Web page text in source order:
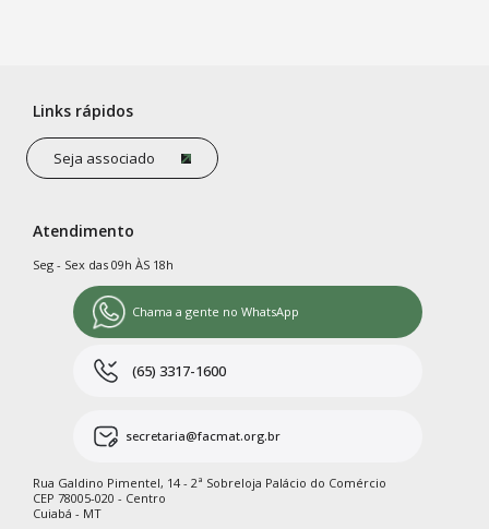
Links rápidos
Seja associado
Atendimento
Seg - Sex das 09h ÀS 18h
Chama a gente no WhatsApp
(65) 3317-1600
secretaria@facmat.org.br
Rua Galdino Pimentel, 14 - 2ª Sobreloja Palácio do Comércio
CEP 78005-020 - Centro
Cuiabá - MT